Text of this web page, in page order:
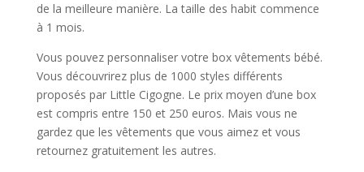
de la meilleure manière. La taille des habit commence
à 1 mois.
Vous pouvez personnaliser votre box vêtements bébé.
Vous découvrirez plus de 1000 styles différents
proposés par Little Cigogne. Le prix moyen d’une box
est compris entre 150 et 250 euros. Mais vous ne
gardez que les vêtements que vous aimez et vous
retournez gratuitement les autres.